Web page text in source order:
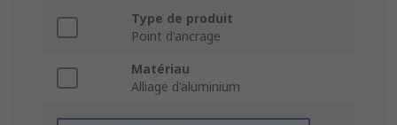
Type de produit
Point d'ancrage
Matériau
Alliage d'aluminium